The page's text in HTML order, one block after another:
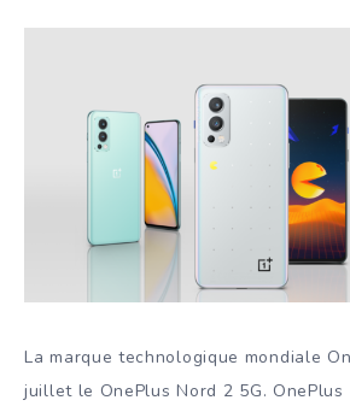
La marque technologique mondiale
juillet le OnePlus Nord 2 5G. OnePlus